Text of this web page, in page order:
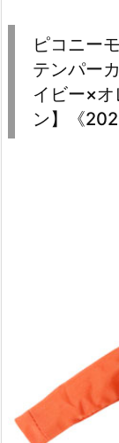
ピコニー
テンパー
イビー×
ン】《